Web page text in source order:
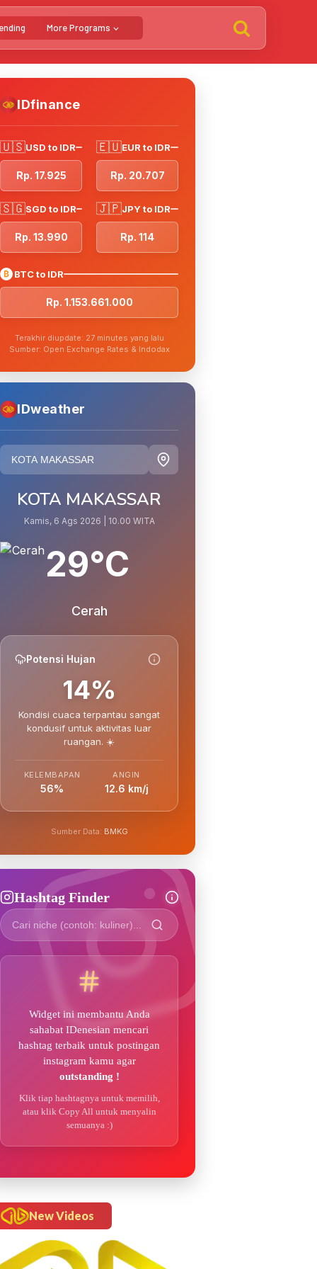
More Programs
IDfinance
🇺🇸USD to IDR
Rp. 17.925
🇪🇺EUR to IDR
Rp. 20.707
🇸🇬SGD to IDR
Rp. 13.990
🇯🇵JPY to IDR
Rp. 114
₿ BTC to IDR
Rp. 1.153.661.000
Terakhir diupdate: 27 minutes yang lalu
Sumber: Open Exchange Rates & Indodax
IDweather
KOTA MAKASSAR
Kamis, 6 Ags 2026 | 10.00 WITA
29°C
Cerah
Potensi Hujan
14%
Kondisi cuaca terpantau sangat
kondusif untuk aktivitas luar
ruangan. ☀️
KELEMBAPAN
56%
ANGIN
12.6 km/j
Sumber Data: BMKG
Hashtag Finder
Widget ini membantu Anda
sahabat IDenesian mencari
hashtag terbaik untuk postingan
instagram kamu agar
outstanding !
Klik tiap hashtagnya untuk memilih,
atau klik Copy All untuk menyalin
semuanya :)
New Videos